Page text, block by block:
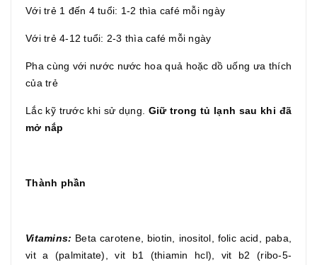
Với trẻ 1 đến 4 tuổi: 1-2 thìa café mỗi ngày
Với trẻ 4-12 tuổi: 2-3 thìa café mỗi ngày
Pha cùng với nước nước hoa quả hoặc dồ uống ưa thích
của trẻ
Lắc kỹ trước khi sử dụng. Giữ trong tủ lạnh sau khi đã
mở nắp
Thành phần
Vitamins: Beta carotene, biotin, inositol, folic acid, paba,
vit a (palmitate), vit b1 (thiamin hcl), vit b2 (ribo-5-